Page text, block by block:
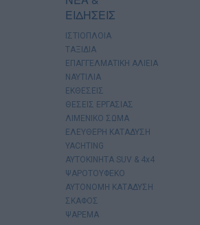
ΕΙΔΗΣΕΙΣ
ΙΣΤΙΟΠΛΟΙΑ
ΤΑΞΙΔΙΑ
ΕΠΑΓΓΕΛΜΑΤΙΚΗ ΑΛΙΕΙΑ
ΝΑΥΤΙΛΙΑ
ΕΚΘΕΣΕΙΣ
ΘΕΣΕΙΣ ΕΡΓΑΣΙΑΣ
ΛΙΜΕΝΙΚΟ ΣΩΜΑ
ΕΛΕΥΘΕΡΗ ΚΑΤΑΔΥΣΗ
YACHTING
AYTOKINHTA SUV & 4x4
ΨΑΡΟΤΟΥΦΕΚΟ
ΑΥΤΟΝΟΜΗ ΚΑΤΑΔΥΣΗ
ΣΚΑΦΟΣ
ΨΑΡΕΜΑ